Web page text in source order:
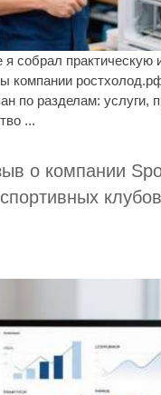
я собрал
компании
по разделам: услуги,
...
о компании